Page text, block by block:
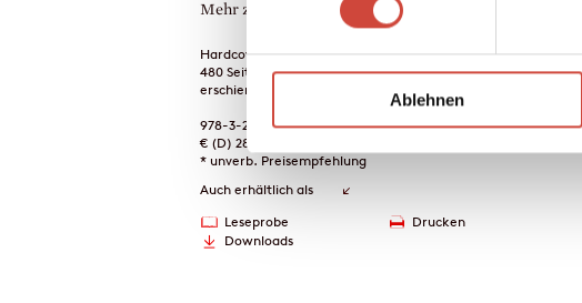
Ablehnen
Mehr zum Inhalt
Hardcover Leinen
480 Seiten
erschienen am 24. September 2025
978-3-257-07357-7
€ (D) 28.00 / sFr 37.00* / € (A) 28.80
* unverb. Preisempfehlung
Auch erhältlich als
Leseprobe
Downloads
Drucken